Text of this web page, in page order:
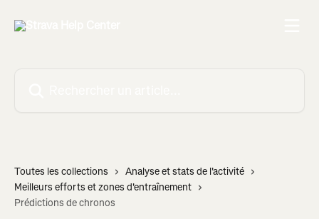
Toutes les collections
Analyse et stats de l'activité
Meilleurs efforts et zones d'entraînement
Prédictions de chronos